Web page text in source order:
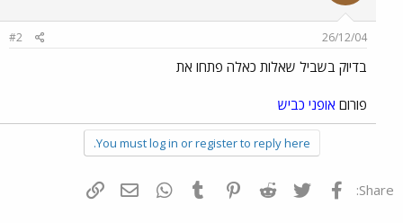
26/12/04
#2
בדיוק בשביל שאלות כאלה פתחו את
פורום אופני כביש
You must log in or register to reply here.
Share: פייסבוק Twitter
Reddit
Pinterest
Tumblr
WhatsAppדואר אלקטרוני